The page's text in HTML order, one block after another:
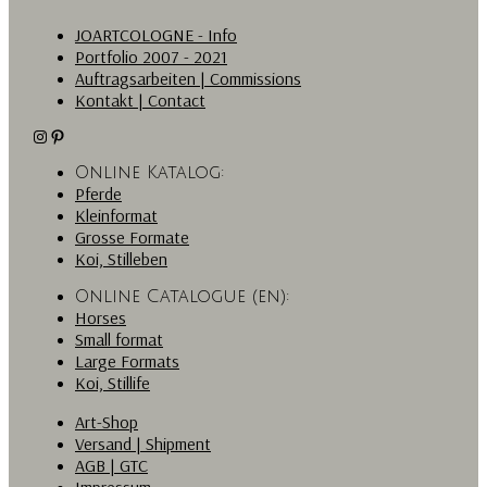
JOARTCOLOGNE - Info
Portfolio 2007 - 2021
Auftragsarbeiten | Commissions
Kontakt | Contact
Instagram
Pinterest
Online Katalog:
Pferde
Kleinformat
Grosse Formate
Koi, Stilleben
Online Catalogue (en):
Horses
Small format
Large Formats
Koi, Stillife
Art-Shop
Versand | Shipment
AGB | GTC